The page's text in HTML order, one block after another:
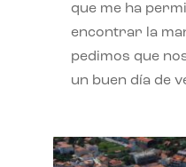
que me ha
encontrar la
pedimos que
un buen día de